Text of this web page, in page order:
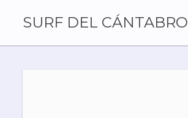
SURF DEL CÁNTABRO